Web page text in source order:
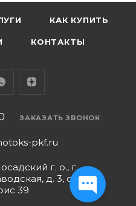
КАК КУПИТЬ
КОНТАКТЫ
ЗАКАЗАТЬ ЗВОНОК
pkf.ru
г. о., г.
д. 3, стр. 1,
39